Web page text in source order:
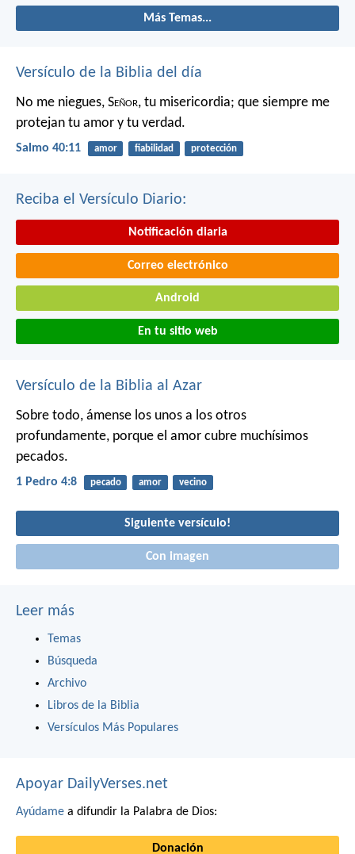
Más Temas...
Versículo de la Biblia del día
No me niegues, Señor, tu misericordia; que siempre me
protejan tu amor y tu verdad.
Salmo 40:11 amor fiabilidad protección
Reciba el Versículo Diario:
Notificación diaria
Correo electrónico
Android
En tu sitio web
Versículo de la Biblia al Azar
Sobre todo, ámense los unos a los otros
profundamente, porque el amor cubre muchísimos
pecados.
1 Pedro 4:8 pecado amor vecino
Siguiente versículo!
Con imagen
Leer más
Temas
Búsqueda
Archivo
Libros de la Biblia
Versículos Más Populares
Apoyar DailyVerses.net
Ayúdame a difundir la Palabra de Dios:
Donación